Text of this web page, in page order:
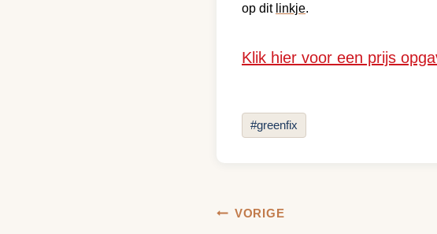
op dit linkje.
Klik hier voor een prijs
Bericht
tags:
#greenfix
Bericht
VORIGE